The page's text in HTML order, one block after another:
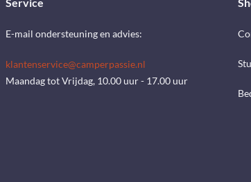
E-mail ondersteuning en advies:
klantenservice@camperpassie.nl
Maandag tot Vrijdag, 10.00 uur - 17.00 uur